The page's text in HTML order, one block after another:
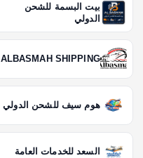
بيت البسمة للشحن
الدولي
ALBASMAH SHIPPING
هوم سيف للشحن الدولي
السعد للخدمات العامة